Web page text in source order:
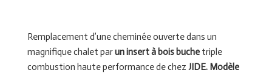
Remplacement d’une cheminée ouverte dans un
magnifique chalet parun insert à bois buchetriple
combustion haute performance de chez JIDE. Modèle